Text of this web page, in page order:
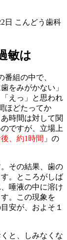
日 こんどう歯科
敏は
番組の中で、
をみがかない」
えっ」と思われ
ほどたってか
時間は対して関
ですが、立場上
、約1時間 」の
その結果、歯の
。ところがしば
唾液の中に溶け
。この現象を
安が、およそ１
と、しみなくな